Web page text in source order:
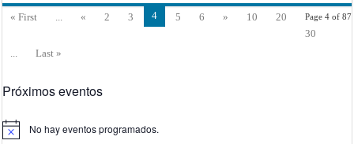
LA
COSTA
NICARAGÜENSE
2023
Page 4 of 87
« First ... « 2 3 4 5 6 » 10
20
30
...
Last »
Próximos eventos
Aviso No hay eventos programados.